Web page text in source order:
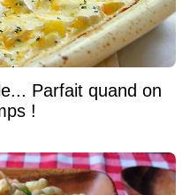
Parfait quand on
!